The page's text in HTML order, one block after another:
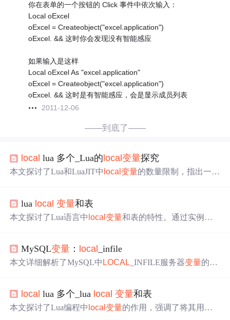
你在表单的一个按钮的 Click 事件中依次输入：
Local oExcel
oExcel = Createobject("excel.application")
oExcel. && 这时你会发现没有智能感应
如果输入是这样
Local oExcel As "excel.application"
oExcel = Createobject("excel.application")
oExcel. && 这时是有智能感应，会是显示成员列表
2011-12-06
——到底了——
local lua 多个_Lua的 local变量探究
本文探讨了Lua和LuaJIT中 local变量的数量限制，指出一段
ocal变量不受此限制，可以大量使用，但在热更新场景下
需谨慎处理。
lua local 变量和表
本文探讨了Lua语言中 local变量和表的特性。通过实例展
MySQL变量 ： local _infile
本文详细解析了MySQL中 LOCAL _INFILE服务器变量的作
表；反之则禁用此功能。文章通过实例展示了如何检查当
前LOCAL_INFILE变量状态，以及如何更改其值以启用或
local lua 多个_lua local 变量和表
本文探讨了Lua编程中 local变量的作用，强调了将其用于